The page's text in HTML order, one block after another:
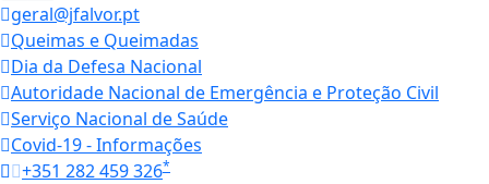
geral@jfalvor.pt
Queimas e Queimadas
Dia da Defesa Nacional
Autoridade Nacional de Emergência e Proteção Civil
Serviço Nacional de Saúde
Covid-19 - Informações
+351 282 459 326*